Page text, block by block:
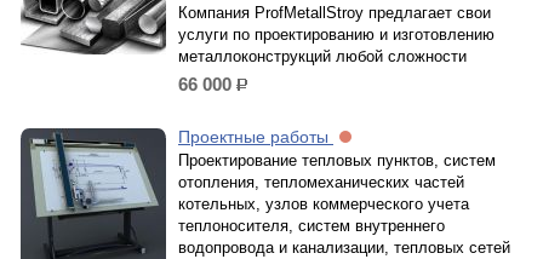
Компания ProfMetallStroy предлагает свои
услуги по проектированию и изготовлению
металлоконструкций любой сложности
66 000 р.
Проектные работы
Проектирование тепловых пунктов, систем
отопления, тепломеханических частей
котельных, узлов коммерческого учета
теплоносителя, систем внутреннего
водопровода и канализации, тепловых сетей